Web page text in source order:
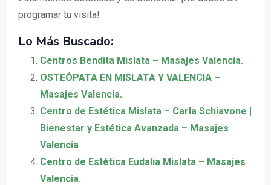
programar tu visita!
Lo Más Buscado:
Centros Bendita Mislata – Masajes Valencia.
OSTEÓPATA EN MISLATA Y VALENCIA –
Masajes Valencia.
Centro de Estética Mislata – Carla Schiavone |
Bienestar y Estética Avanzada – Masajes
Valencia
Centro de Estética Eudalia Mislata – Masajes
Valencia.